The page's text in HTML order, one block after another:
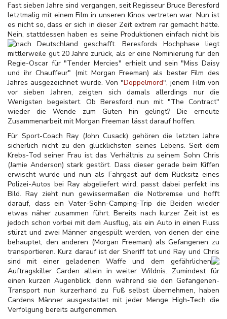
Fast sieben Jahre sind vergangen, seit Regisseur Bruce Beresford
letztmalig mit einem Film in unseren Kinos vertreten war. Nun ist
es nicht so, dass er sich in dieser Zeit extrem rar gemacht hätte.
Nein, stattdessen haben es seine Produktionen einfach nicht bis
nach Deutschland geschafft. Beresfords Hochphase liegt
mittlerweile gut 20 Jahre zurück, als er eine Nominierung für den
Regie-Oscar für "Tender Mercies" erhielt und sein "Miss Daisy
und ihr Chauffeur" (mit Morgan Freeman) als bester Film des
Jahres ausgezeichnet wurde. Von "Doppelmord", jenem Film von
vor sieben Jahren, zeigten sich damals allerdings nur die
Wenigsten begeistert. Ob Beresford nun mit "The Contract"
wieder die Wende zum Guten hin gelingt? Die erneute
Zusammenarbeit mit Morgan Freeman lässt darauf hoffen.
Für Sport-Coach Ray (John Cusack) gehören die letzten Jahre
sicherlich nicht zu den glücklichsten seines Lebens. Seit dem
Krebs-Tod seiner Frau ist das Verhältnis zu seinem Sohn Chris
(Jamie Anderson) stark gestört. Dass dieser gerade beim Kiffen
erwischt wurde und nun als Fahrgast auf dem Rücksitz eines
Polizei-Autos bei Ray abgeliefert wird, passt dabei perfekt ins
Bild. Ray zieht nun gewissermaßen die Notbremse und hofft
darauf, dass ein Vater-Sohn-Camping-Trip die Beiden wieder
etwas näher zusammen führt. Bereits nach kurzer Zeit ist es
jedoch schon vorbei mit dem Ausflug, als ein Auto in einen Fluss
stürzt und zwei Männer angespült werden, von denen der eine
behauptet, den anderen (Morgan Freeman) als Gefangenen zu
transportieren. Kurz darauf ist der Sheriff tot und Ray und Chris
sind mit einer geladenen Waffe und dem gefährlichen
Auftragskiller Carden allein in weiter Wildnis. Zumindest für
einen kurzen Augenblick, denn während sie den Gefangenen-
Transport nun kurzerhand zu Fuß selbst übernehmen, haben
Cardens Männer ausgestattet mit jeder Menge High-Tech die
Verfolgung bereits aufgenommen.